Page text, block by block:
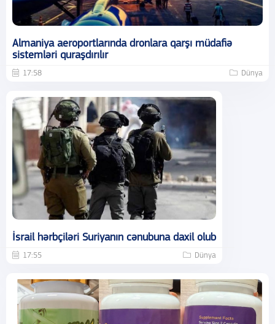
Almaniya aeroportlarında dronlara qarşı müdafiə
sistemləri quraşdırılır
17:58 Dünya
İsrail hərbçiləri Suriyanın cənubuna daxil olub
17:55 Dünya